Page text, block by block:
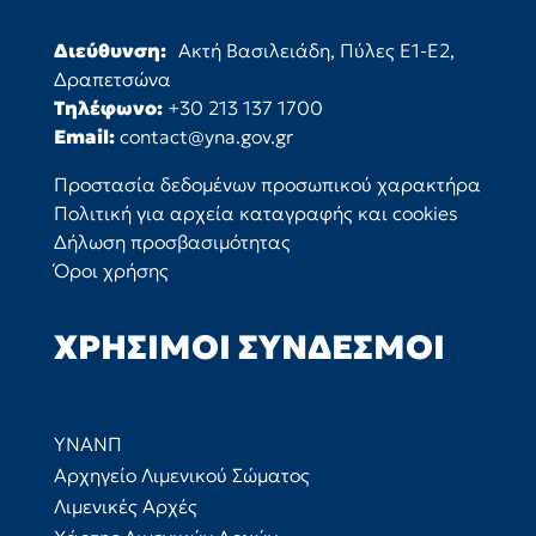
Διεύθυνση: Ακτή Βασιλειάδη, Πύλες Ε1-Ε2,
Δραπετσώνα
Τηλέφωνο: +30 213 137 1700
Email: contact@yna.gov.gr
Προστασία δεδομένων προσωπικού χαρακτήρα
Πολιτική για αρχεία καταγραφής και cookies
Δήλωση προσβασιμότητας
Όροι χρήσης
ΧΡΉΣΙΜΟΙ ΣΎΝΔΕΣΜΟΙ
ΥΝΑΝΠ
Αρχηγείο Λιμενικού Σώματος
Λιμενικές Αρχές